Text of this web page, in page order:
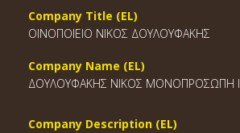
Company Title (EL)
ΟΙΝΟΠΟΙΕΙΟ ΝΙΚΟΣ ΔΟΥΛΟΥΦΑΚΗΣ
Company Name (EL)
ΔΟΥΛΟΥΦΑΚΗΣ ΝΙΚΟΣ ΜΟΝΟΠΡΟΣΩΠΗ
Company Description (EL)